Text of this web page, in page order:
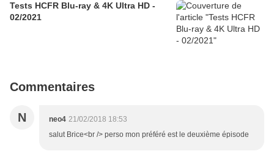
Tests HCFR Blu-ray & 4K Ultra HD -
02/2021
Commentaires
N neo4 21/02/2018 18:53
salut Brice<br /> perso mon préféré est le deuxième épisode